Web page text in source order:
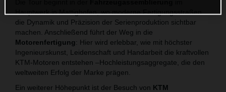
Hauptwerk in Mattighofen, wo moderne Fertigungsstraßen
die Dynamik und Präzision der Serienproduktion sichtbar
machen. Anschließend führt der Weg in die
Motorenfertigung: Hier wird erlebbar, wie mit höchster
Ingenieurskunst, Leidenschaft und Handarbeit die kraftvollen
KTM-Motoren entstehen –Hochleistungsaggregate, die den
weltweiten Erfolg der Marke prägen.
Ein weiterer Höhepunkt ist der Besuch von KTM